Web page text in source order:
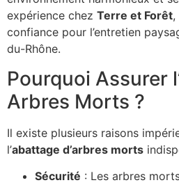
expérience chez Terre et Forêt,
confiance pour l’entretien
du-Rhône.
Pourquoi Assurer
Arbres Morts ?
Il existe plusieurs raisons
l’abattage d’arbres morts
Sécurité : Les arbres